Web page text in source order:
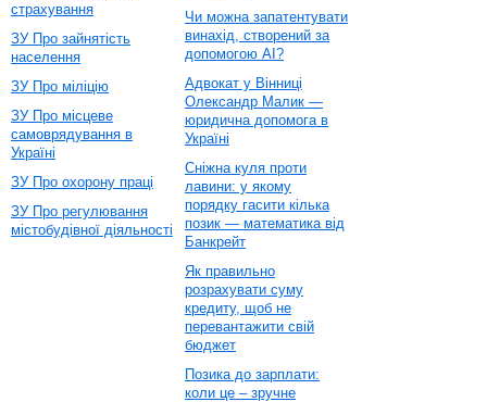
страхування
ЗУ Про зайнятість
населення
ЗУ Про міліцію
ЗУ Про місцеве
самоврядування в
Україні
ЗУ Про охорону праці
ЗУ Про регулювання
містобудівної діяльності
Чи можна запатентувати
винахід, створений за
допомогою AI?
Адвокат у Вінниці
Олександр Малик —
юридична допомога в
Україні
Сніжна куля проти
лавини: у якому
порядку гасити кілька
позик — математика від
Банкрейт
Як правильно
розрахувати суму
кредиту, щоб не
перевантажити свій
бюджет
Позика до зарплати:
коли це – зручне